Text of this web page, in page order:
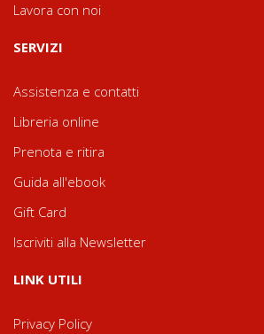
Lavora con noi
SERVIZI
Assistenza e contatti
Libreria online
Prenota e ritira
Guida all'ebook
Gift Card
Iscriviti alla Newsletter
LINK UTILI
Privacy Policy